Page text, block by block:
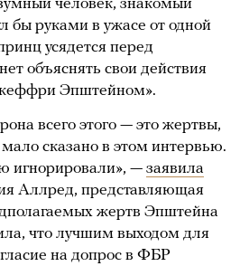
человек, знакомый
бы руками в ужасе от одной
усядется перед
объяснять свои действия
Эпштейном».
всего этого — это жертвы,
сказано в этом интервью.
игнорировали», — заявила
Аллред, представляющая
жертв Эпштейна
что лучшим выходом для
на допрос в ФБР